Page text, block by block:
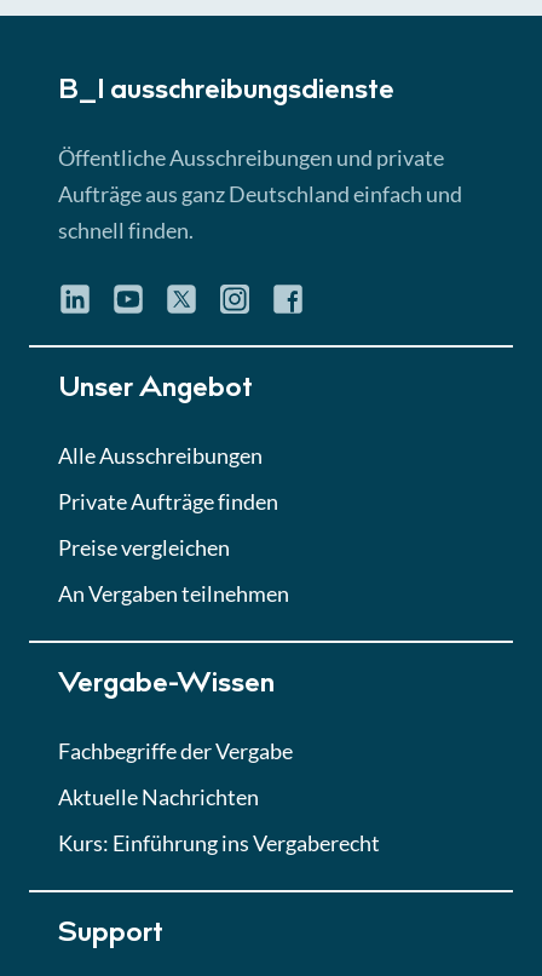
B_I ausschreibungs­dienste
Öffentliche Ausschreibungen und private
Aufträge aus ganz Deutschland einfach und
schnell finden.
Unser Angebot
Alle Ausschreibungen
Private Aufträge finden
Preise vergleichen
An Vergaben teilnehmen
Vergabe-Wissen
Fachbegriffe der Vergabe
Aktuelle Nachrichten
Kurs: Einführung ins Vergaberecht
Support